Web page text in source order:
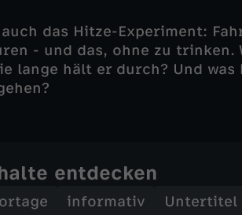
das Hitze-Experiment:
- und das, ohne zu trinken.
lange hält er durch? Und
entdecken
informativ Untertitel